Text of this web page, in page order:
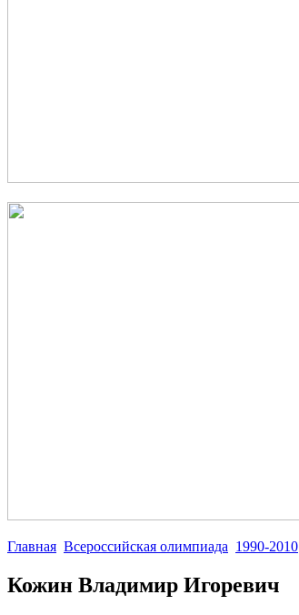
Главная Всероссийская олимпиада 1990-2010
Кожин Владимир Игоревич